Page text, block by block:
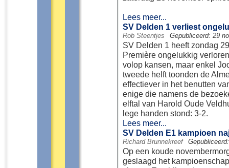
Lees meer...
SV Delden 1 verliest
Rob Steentjes Gepubliceerd: 29
SV Delden 1 heeft zondag
Première ongelukkig
volop kansen, maar enkel
tweede helft toonden de
effectiever in het benutten
enige die namens de
elftal van Harold Oude
lege handen stond: 3-2.
Lees meer...
SV Delden E1 kampioen
Richard Brunnekreef
Op een koude
geslaagd het